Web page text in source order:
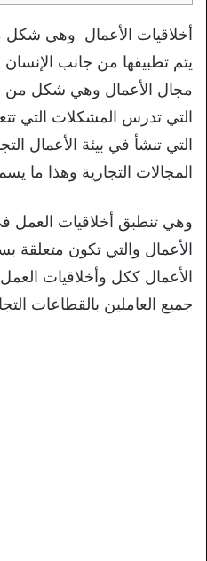
أخلاقيات الأعمال وهي شكل
يتم تطبيقها من جانب
مجال الأعمال وهي شكل من
التي تدرس المشكلات التي
التي تنشأ في بيئة الأعمال
المجالات التجارية وهذا ما
وهي تنطبق أخلاقيات العمل
الأعمال والتي تكون متعلقة
الأعمال ككل وأخلاقيات
جميع العاملين بالقطاعات